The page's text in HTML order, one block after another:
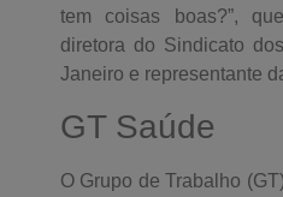
tem coisas boas?”,
diretora do Sindicato
Janeiro e representante
GT Saúde
O Grupo de Trabalho